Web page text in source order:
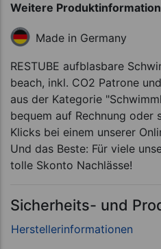
Weitere
Made in Germany
RESTUBE aufblasbare
beach, inkl. CO2 Patrone
aus der Kategorie
bequem auf Rechnung oder
Klicks bei einem unserer
Und das Beste: Für viele
tolle Skonto Nachlässe!
Sicherheits- und